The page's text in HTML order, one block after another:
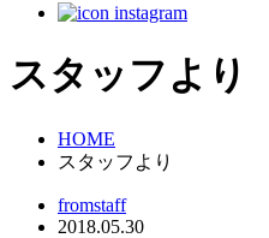
スタッフより
HOME
スタッフより
fromstaff
2018.05.30